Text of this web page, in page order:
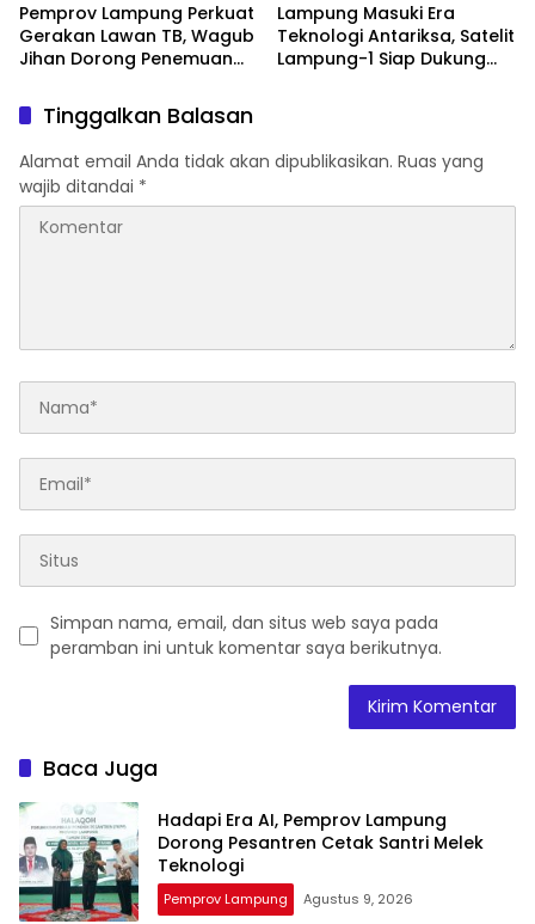
Pemprov Lampung Perkuat
Gerakan Lawan TB, Wagub
Jihan Dorong Penemuan
Tuntas
Lampung Masuki Era
Teknologi Antariksa, Satelit
Lampung-1 Siap Dukung
Tinggalkan Balasan
Alamat email Anda tidak akan dipublikasikan. Ruas yang
wajib ditandai *
Simpan nama, email, dan situs web saya pada
peramban ini untuk komentar saya berikutnya.
Baca Juga
Hadapi Era AI, Pemprov Lampung
Dorong Pesantren Cetak Santri Melek
Teknologi
Pemprov Lampung Agustus 9, 2026